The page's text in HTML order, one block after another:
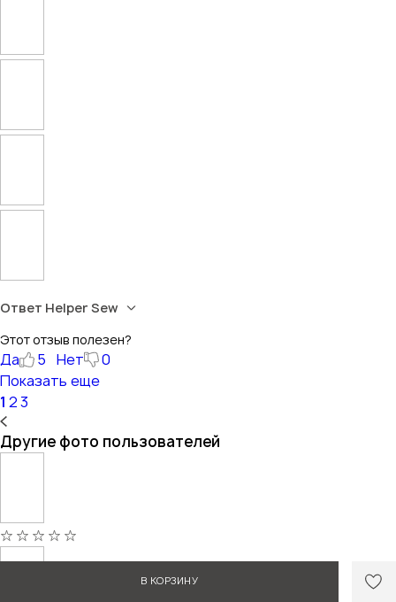
В КОРЗИНУ
Ответ Helper Sew
Этот отзыв полезен?
Да 5 Нет
0
Показать еще
1 23
Другие фото пользователей